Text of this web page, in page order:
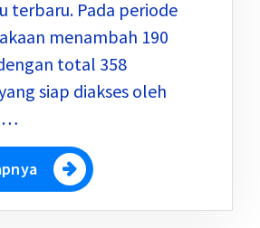
terbaru. Pada periode
menambah 190
total 358
siap diakses oleh